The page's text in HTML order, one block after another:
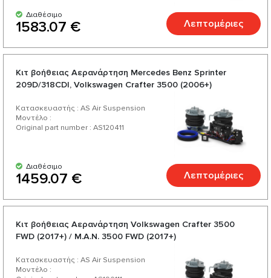
Διαθέσιμο
1583.07 € Λεπτομέριες
Κιτ βοήθειας Αερανάρτηση Mercedes Benz Sprinter
209D/318CDI, Volkswagen Crafter 3500 (2006+)
Κατασκευαστής : AS Air Suspension
Μοντέλο :
Original part number : AS120411
Διαθέσιμο
1459.07 € Λεπτομέριες
Κιτ βοήθειας Αερανάρτηση Volkswagen Crafter 3500
FWD (2017+) / M.A.N. 3500 FWD (2017+)
Κατασκευαστής : AS Air Suspension
Μοντέλο :